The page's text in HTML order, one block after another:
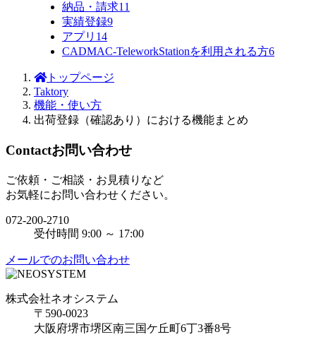
納品・請求11
実績登録9
アプリ 14
CADMAC-TeleworkStationを利用される方6
トップページ
Taktory
機能・使い方
出荷登録（確認あり）における機能まとめ
Contactお問い合わせ
ご依頼・ご相談・お見積りなど
お気軽にお問い合わせください。
072-200-2710
受付時間 9:00 ～ 17:00
メールでのお問い合わせ
株式会社ネオシステム
〒590-0023
大阪府堺市堺区南三国ケ丘町6丁3番8号